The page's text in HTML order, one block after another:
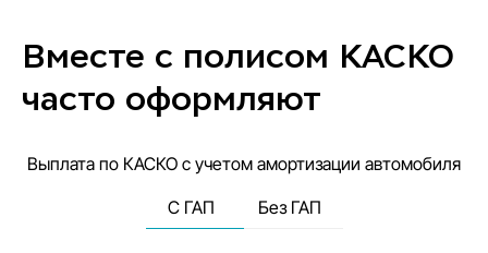
Вместе с полисом КАСКО
часто оформляют
Выплата по КАСКО с учетом амортизации автомобиля
C ГАП
Без ГАП